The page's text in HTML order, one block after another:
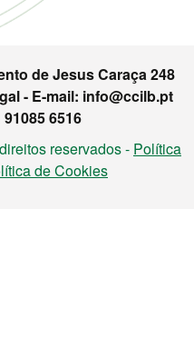
de Jesus Caraça 248
- E-mail: info@ccilb.pt
6516
reservados - Política
de Cookies